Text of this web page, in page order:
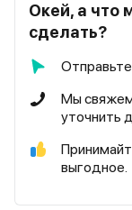
Окей, а что
сделать?
Мы
уточнить
выгодное.